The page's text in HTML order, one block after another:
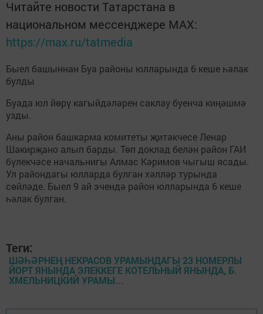
Читайте новости Татарстана в
национальном мессенджере MАХ:
https://max.ru/tatmedia
Быел башыннан Буа районы юлларында 6 кеше һәлак
булды
Буада юл йөрү кагыйдәләрен саклау буенча киңәшмә
узды.
Аны район башкарма комитеты җитәкчесе Ленар
Шакирҗано алып барды. Төп доклад белән район ГАИ
бүлекчәсе начальнигы Алмас Кәримов чыгыш ясады.
Ул райондагы юлларда булган хәлләр турында
сөйләде. Быел 9 ай эчендә район юлларында 6 кеше
һәлак булган.
Теги:
ШӘҺӘРНЕҢ НЕКРАСОВ УРАМЫНДАГЫ 23 НОМЕРЛЫ
ЙОРТ ЯНЫНДА ЭЛЕККЕГЕ КОТЕЛЬНЫЙ ЯНЫНДА, Б.
ХМЕЛЬНИЦКИЙ УРАМЫ...